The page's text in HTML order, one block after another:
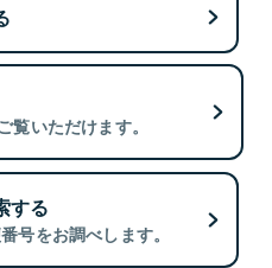
覧いただけます。
する
号をお調べします。